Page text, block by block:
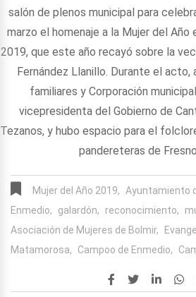
salón de plenos municipal para
marzo el homenaje a la Mujer del Año
2019, que este año recayó sobre la
Fernández Llanillo. Durante el acto,
familiares y Corporación
vicepresidenta del Gobierno de
Tezanos, y hubo espacio para el
pandereteras de
Mujer del Año 2019, Ayuntamiento
Enmedio,
galardón, reconocimiento,
Asociación de Mujeres de Bolmir,
Matamorosa,
Campoo de Enmedio,